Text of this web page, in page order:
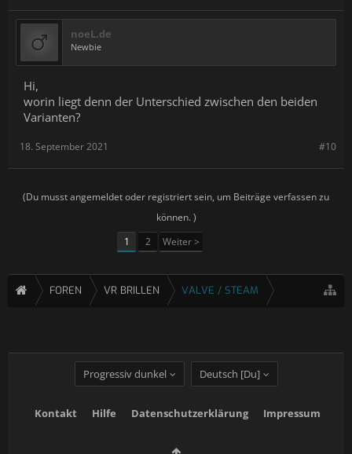
noeL.de
Newbie
Hi,
worin liegt denn der Unterschied zwischen den beiden
Varianten?
#10
18. September 2021
(Du musst angemeldet oder registriert sein, um Beiträge verfassen zu
können. )
1
2 Weiter >
FOREN VR BRILLEN VALVE / STEAM
Progressiv dunkel Deutsch [Du]
Kontakt Hilfe Datenschutzerklärung Impressum